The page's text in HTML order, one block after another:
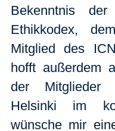
Bekenntnis
Ethikkodex,
Mitglied des
hofft außerdem
der Mitglieder
Helsinki im
wünsche mir